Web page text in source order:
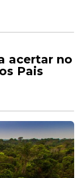
acertar no
Pais